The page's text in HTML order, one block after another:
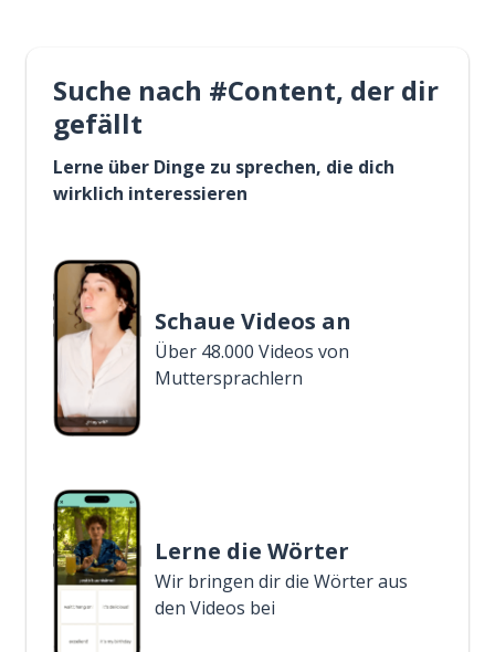
Suche nach #Content, der dir
gefällt
Lerne über Dinge zu sprechen, die dich
wirklich interessieren
Schaue Videos an
Über 48.000 Videos von
Muttersprachlern
Lerne die Wörter
Wir bringen dir die Wörter aus
den Videos bei